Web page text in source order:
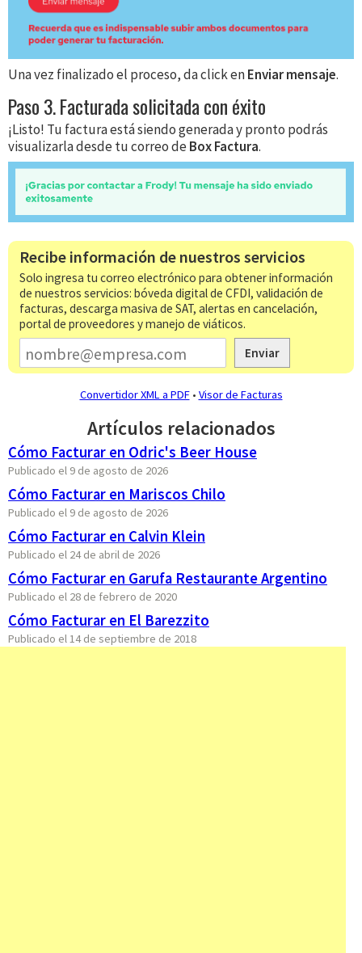
Una vez finalizado el proceso, da click enEnviar mensaje.
Paso 3. Facturada solicitada con éxito
¡Listo! Tu factura está siendo generada y pronto podrás
visualizarla desde tu correo deBox Factura.
Recibe información de nuestros servicios
Solo ingresa tu correo electrónico para obtener información
de nuestros servicios: bóveda digital de CFDI, validación de
facturas, descarga masiva de SAT, alertas en cancelación,
portal de proveedores y manejo de viáticos.
Enviar
Convertidor XML a PDF• Visor de Facturas
Artículos relacionados
Cómo Facturar en Odric's Beer House
Publicado el 9 de agosto de 2026
Cómo Facturar en Mariscos Chilo
Publicado el 9 de agosto de 2026
Cómo Facturar en Calvin Klein
Publicado el 24 de abril de 2026
Cómo Facturar en Garufa Restaurante Argentino
Publicado el 28 de febrero de 2020
Cómo Facturar en El Barezzito
Publicado el 14 de septiembre de 2018